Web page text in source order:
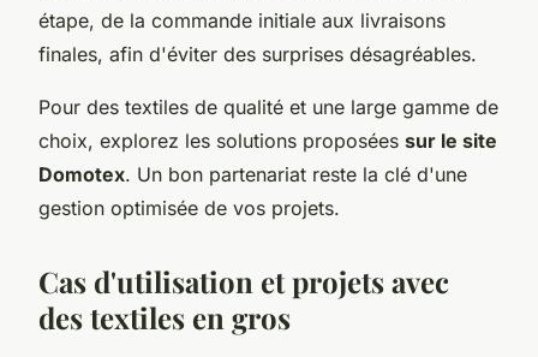
étape, de la commande initiale aux livraisons
finales, afin d'éviter des surprises désagréables.
Pour des textiles de qualité et une large gamme de
choix, explorez les solutions proposées sur le site
Domotex. Un bon partenariat reste la clé d'une
gestion optimisée de vos projets.
Cas d'utilisation et projets avec
des textiles en gros